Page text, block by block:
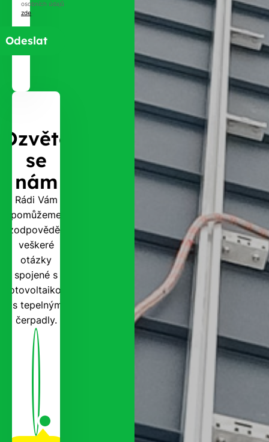
Ozvěte
se
nám
Rádi Vám
pomůžeme
zodpovědět
veškeré
otázky
spojené s
fotovoltaikou
i s tepelnými
čerpadly.
osobních údajů
zde